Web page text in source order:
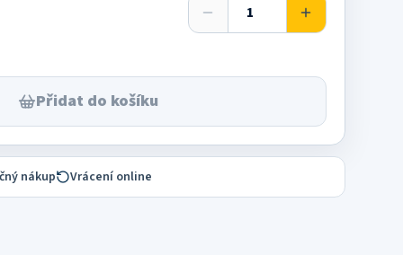
Přidat do košíku
nákup Vrácení online